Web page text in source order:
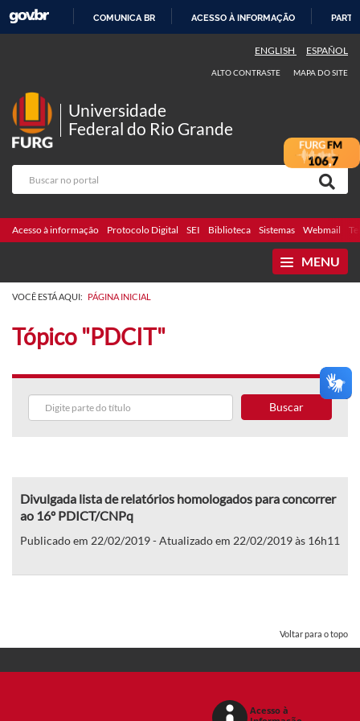
COMUNICA BR ACESSO À INFORMAÇÃO
ENGLISH ESPAÑOL
ALTO CONTRASTE MAPA DO SITE
Universidade
Federal do Rio Grande
Acesso à informação Protocolo Digital SEI Biblioteca Sistemas Webmail
MENU
VOCÊ ESTÁ AQUI: PÁGINA INICIAL
Tópico "PDCIT"
Buscar
Divulgada lista de relatórios homologados para concorrer
ao 16º PDICT/CNPq
Publicado em 22/02/2019 - Atualizado em 22/02/2019 às 16h11
Voltar para o topo